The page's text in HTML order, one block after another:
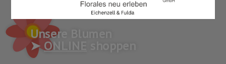
Unsere Blumen
➤ONLINE shoppen